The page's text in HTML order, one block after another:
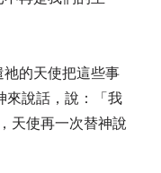
的天使把這些事
來說話，說：「我
天使再一次替神說